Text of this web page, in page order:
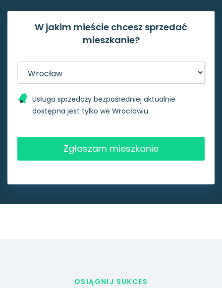
W jakim mieście chcesz sprzedać
mieszkanie?
Usługa sprzedaży bezpośredniej aktualnie
dostępna jest tylko we Wrocławiu
Zgłaszam mieszkanie
OSIĄGNIJ SUKCES